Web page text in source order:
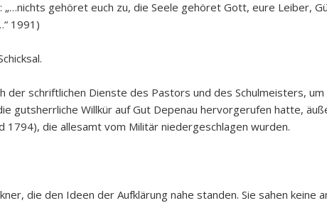
gehöret euch zu, die Seele gehöret Gott, eure Leiber,
1991)
der schriftlichen Dienste des Pastors und des Schulmeisters,
gutsherrliche Willkür auf Gut Depenau hervorgerufen hatte,
die allesamt vom Militär niedergeschlagen wurden.
die den Ideen der Aufklärung nahe standen. Sie sahen keine